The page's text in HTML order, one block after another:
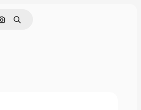
Nach Bild suchen
Suchen